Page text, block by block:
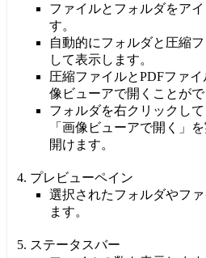
ファイルとフォルダをア
す。
自動的にフォルダと圧縮
して表示します。
圧縮ファイルとPDFファ
像ビューアで開くことがで
フォルダを右クリックし
「画像ビューアで開く」
開けます。
プレビューペイン
選択されたフォルダやフ
ます。
ステータスバー